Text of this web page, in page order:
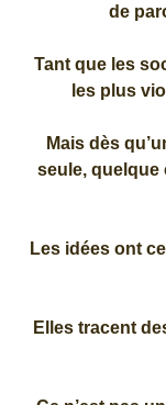
de
Tant que les
les plus
Mais dès
seule, quelque
Les idées ont
Elles tracent